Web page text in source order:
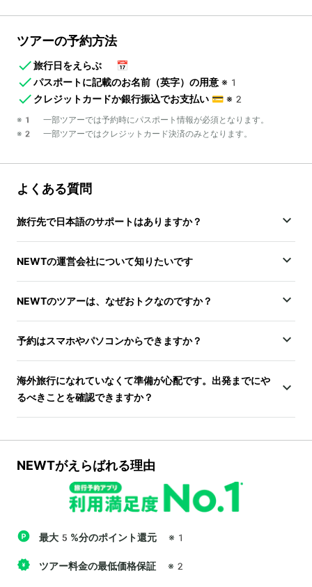
ツアーの予約方法
旅行日をえらぶ
📅
パスポートに記載のお名前（英字）の用意 ※1
クレジットカードか銀行振込でお支払い 💳 ※2
※1 一部ツアーでは予約時にパスポート情報が必須となります。
※2 一部ツアーではクレジットカード決済のみとなります。
よくある質問
旅行先で日本語のサポートはありますか？
NEWTの運営会社について知りたいです
NEWTのツアーは、なぜおトクなのですか？
予約はスマホやパソコンからできますか？
海外旅行になれていなくて準備が心配です。出発までにや
るべきことを確認できますか？
NEWTがえらばれる理由
最大5%分のポイント還元 ※1
ツアー料金の最低価格保証 ※2